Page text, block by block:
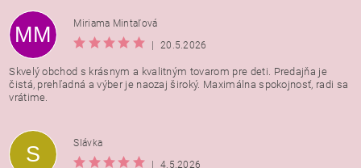
Vložením hodnotenie súhlasíte s
osobných údajov
MM
Miriama Mintaľová
|
20.5.2026
Skvelý obchod s krásnym a kvalitným tovarom pre deti. Predajňa je
čistá, prehľadná a výber je naozaj široký. Maximálna spokojnosť, radi sa
vrátime.
S
Slávka
|
4.5.2026